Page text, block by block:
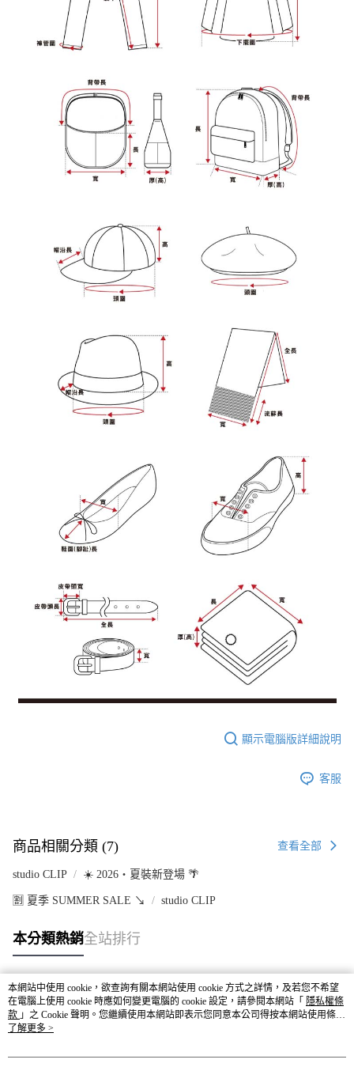
顯示電腦版詳細說明
客服
商品相關分類 (7) 查看全部
studio CLIP ☀️ 2026・夏裝新登場 🌴
🈹 夏季 SUMMER SALE ↘️ studio CLIP
本分類熱銷全站排行
熱門標籤
本網站中使用 cookie，欲查詢有關本網站使用 cookie 方式之詳情，及若您不希望
在電腦上使用 cookie 時應如何變更電腦的 cookie 設定，請參閱本網站「 隱私權條
款 」之 Cookie 聲明。您繼續使用本網站即表示您同意本公司得按本網站使用條款
之 Cookie 聲明使用 cookie。
了解更多 >